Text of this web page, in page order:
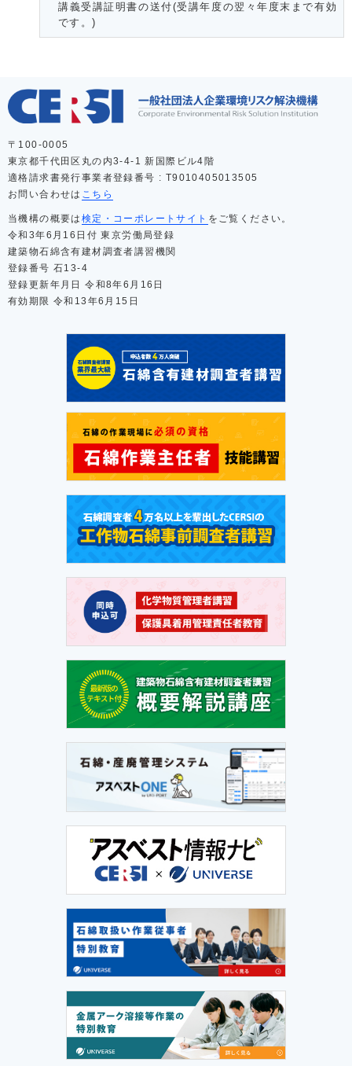
講義受講証明書の送付(受講年度の翌々年度末まで有効
です。)
〒100-0005
東京都千代田区丸の内3-4-1 新国際ビル4階
適格請求書発行事業者登録番号 : T9010405013505
お問い合わせは こちら
当機構の概要は 検定・コーポレートサイト をご覧ください。
令和3年6月16日付 東京労働局登録
建築物石綿含有建材調査者講習機関
登録番号 石13-4
登録更新年月日 令和8年6月16日
有効期限 令和13年6月15日